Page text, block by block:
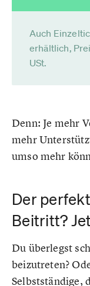
Auch
erhältlich,
USt.
Denn: Je mehr
mehr
umso mehr
Der
Beitritt?
Du überlegst
beizutreten?
Selbstständige,